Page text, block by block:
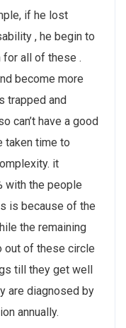
if he lost
, he begin to
for all of these .
become more
trapped and
can’t have a good
taken time to
it
with the people
is because of the
the remaining
out of these circle
till they get well
are diagnosed by
annually.